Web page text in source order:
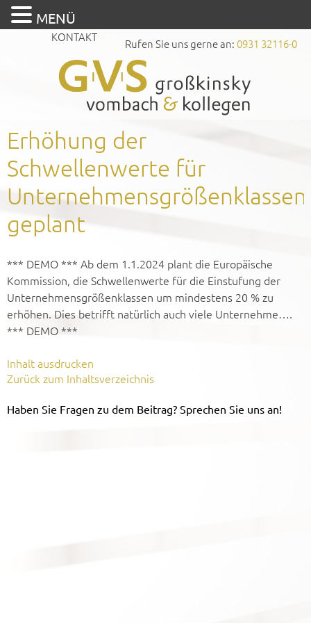
Rufen Sie uns gerne an: 0931 32116-0
KONTAKT
Erhöhung der
Schwellenwerte für
Unternehmensgrößenklassen
geplant
*** DEMO *** Ab dem 1.1.2024 plant die Europäische
Kommission, die Schwellenwerte für die Einstufung der
Unternehmensgrößenklassen um mindestens 20 % zu
erhöhen. Dies betrifft natürlich auch viele Unternehme….
*** DEMO ***
Inhalt ausdrucken
Zurück zum Inhaltsverzeichnis
Haben Sie Fragen zu dem Beitrag? Sprechen Sie uns an!
MENÜ